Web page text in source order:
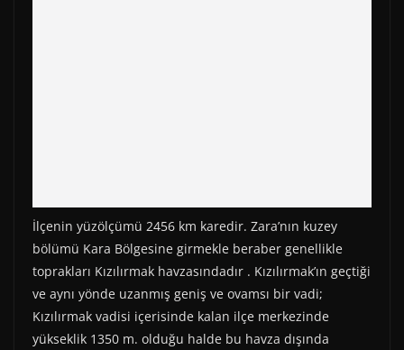
İlçenin yüzölçümü 2456 km karedir. Zara’nın kuzey
bölümü Kara Bölgesine girmekle beraber genellikle
toprakları Kızılırmak havzasındadır . Kızılırmak’ın geçtiği
ve aynı yönde uzanmış geniş ve ovamsı bir vadi;
Kızılırmak vadisi içerisinde kalan ilçe merkezinde
yükseklik 1350 m. olduğu halde bu havza dışında